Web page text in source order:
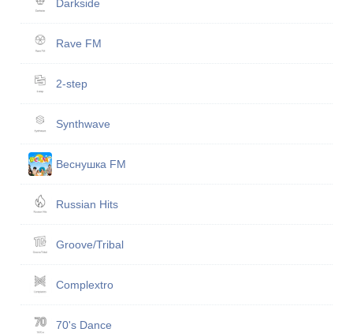
Darkside
Rave FM
2-step
Synthwave
Веснушка FM
Russian Hits
Groove/Tribal
Complextro
70's Dance